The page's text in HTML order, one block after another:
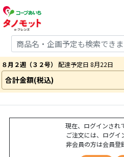
８月２週（３２号） 配達予定日 8月22日
合計金額(税込)
現在、ログインされ
ご注文には、ログイ
非会員の方は会員登